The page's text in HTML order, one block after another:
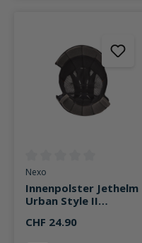
Durchschnittliche
Nexo
Innenpolster Jethelm
Urban Style II
CHF 24.90